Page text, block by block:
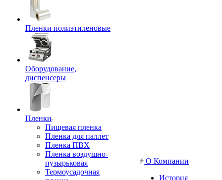
Пленки полиэтиленовые
Оборудование,
диспенсеры
Пленки
Пищевая пленка
Пленка для паллет
Пленка ПВХ
Пленка воздушно-
пузырьковая
Термоусадочная
О Компании
История